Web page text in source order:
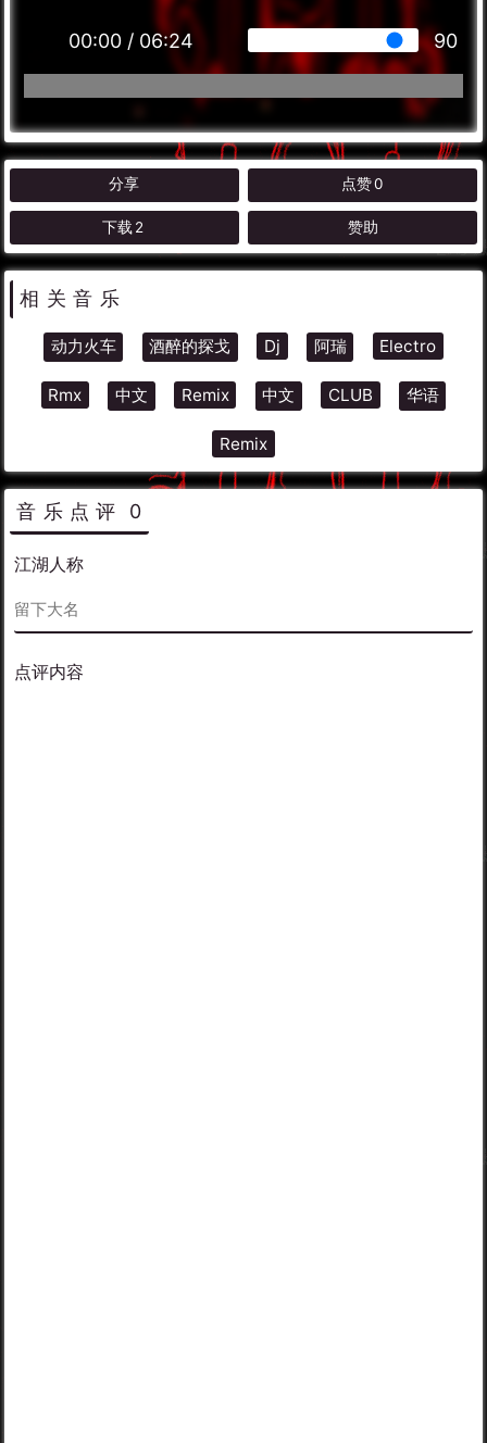
00:00 / 06:24 90
分享 点赞0
下载 2 赞助
相关音乐
动力火车 酒醉的探戈 Dj 阿瑞 Electro
Rmx 中文 Remix 中文 CLUB 华语
Remix
音乐点评 0
江湖人称
点评内容